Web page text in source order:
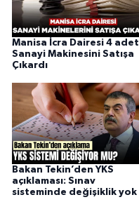
Manisa İcra Dairesi 4 adet
Sanayi Makinesini Satışa
Çıkardı
Bakan Tekin’den YKS
açıklaması: Sınav
sisteminde değişiklik yok